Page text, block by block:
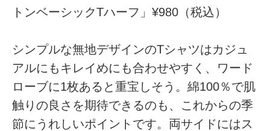
トンベーシックTハーフ」¥980（税込）
シンプルな無地デザインのTシャツはカジュ
アルにもキレイめにも合わせやすく、ワード
ローブに1枚あると重宝しそう。綿100％で肌
触りの良さを期待できるのも、これからの季
節にうれしいポイントです。両サイドにはス